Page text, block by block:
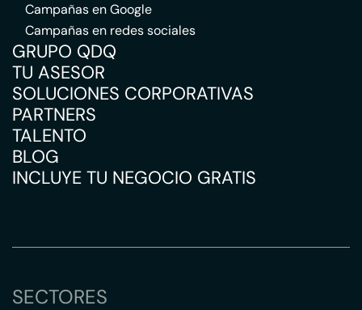
Campañas en Google
Campañas en redes sociales
GRUPO QDQ
TU ASESOR
SOLUCIONES CORPORATIVAS
PARTNERS
TALENTO
BLOG
INCLUYE TU NEGOCIO GRATIS
SECTORES